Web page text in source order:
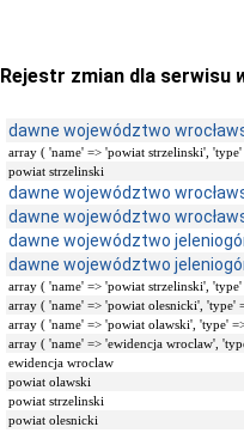
Rejestr zmian dla serwisu
dawne województwo
array ( 'name' => 'powiat strzelinski',
powiat strzelinski
dawne województwo
dawne województwo
dawne województwo
dawne województwo
array ( 'name' => 'powiat strzelinski',
array ( 'name' => 'powiat olesnicki', 'type'
array ( 'name' => 'powiat olawski', 'type'
array ( 'name' => 'ewidencja wroclaw',
ewidencja wroclaw
powiat olawski
powiat strzelinski
powiat olesnicki